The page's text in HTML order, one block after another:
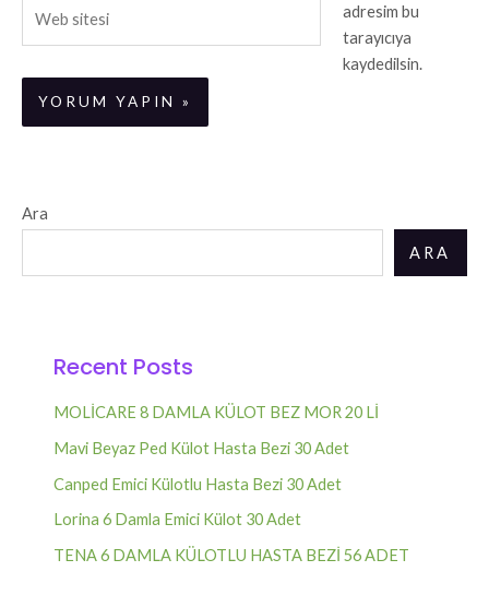
adresim bu
tarayıcıya
kaydedilsin.
Ara
ARA
Recent Posts
MOLİCARE 8 DAMLA KÜLOT BEZ MOR 20 Lİ
Mavi Beyaz Ped Külot Hasta Bezi 30 Adet
Canped Emici Külotlu Hasta Bezi 30 Adet
Lorina 6 Damla Emici Külot 30 Adet
TENA 6 DAMLA KÜLOTLU HASTA BEZİ 56 ADET